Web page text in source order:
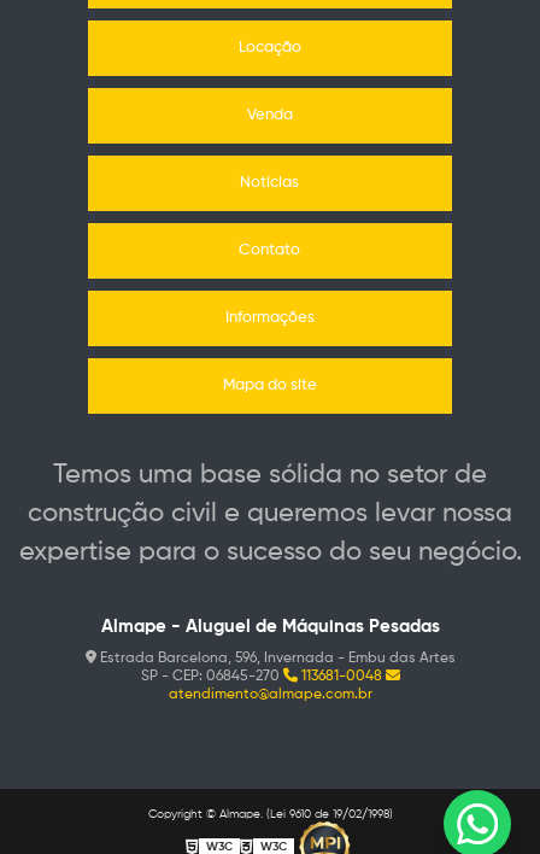
Locação
Venda
Notícias
Contato
Informações
Mapa do site
Temos uma base sólida no setor de
construção civil e queremos levar nossa
expertise para o sucesso do seu negócio.
Almape - Aluguel de Máquinas Pesadas
Estrada Barcelona, 596, Invernada - Embu das Artes
SP - CEP: 06845-270
113681-0048
atendimento@almape.com.br
Copyright © Almape. (Lei 9610 de 19/02/1998)
W3C W3C